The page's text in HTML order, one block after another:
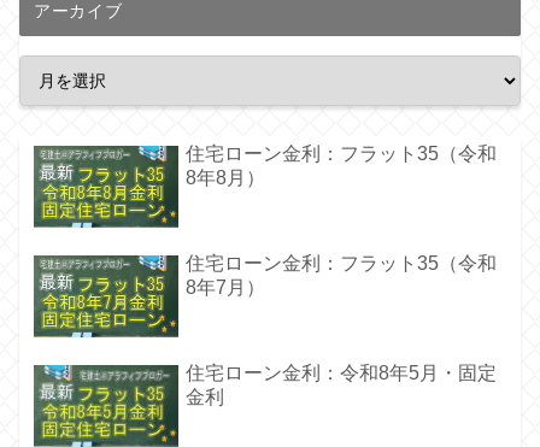
アーカイブ
住宅ローン金利：フラット35（令和
8年8月）
住宅ローン金利：フラット35（令和
8年7月）
住宅ローン金利：令和8年5月・固定
金利